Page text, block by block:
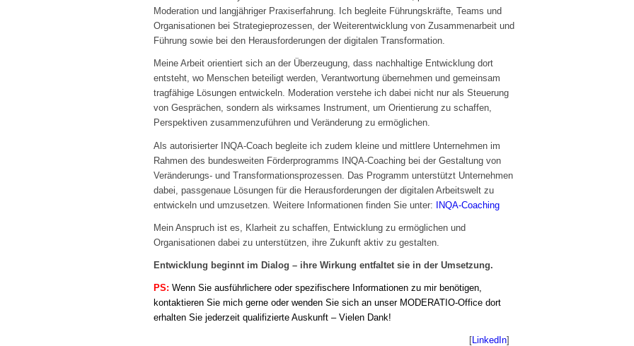
Moderation und langjähriger Praxiserfahrung. Ich begleite Führungskräfte, Teams und
Organisationen bei Strategieprozessen, der Weiterentwicklung von Zusammenarbeit und
Führung sowie bei den Herausforderungen der digitalen Transformation.
Meine Arbeit orientiert sich an der Überzeugung, dass nachhaltige Entwicklung dort
entsteht, wo Menschen beteiligt werden, Verantwortung übernehmen und gemeinsam
tragfähige Lösungen entwickeln. Moderation verstehe ich dabei nicht nur als Steuerung
von Gesprächen, sondern als wirksames Instrument, um Orientierung zu schaffen,
Perspektiven zusammenzuführen und Veränderung zu ermöglichen.
Als autorisierter INQA-Coach begleite ich zudem kleine und mittlere Unternehmen im
Rahmen des bundesweiten Förderprogramms INQA-Coaching bei der Gestaltung von
Veränderungs- und Transformationsprozessen. Das Programm unterstützt Unternehmen
dabei, passgenaue Lösungen für die Herausforderungen der digitalen Arbeitswelt zu
entwickeln und umzusetzen. Weitere Informationen finden Sie unter: INQA-Coaching
Mein Anspruch ist es, Klarheit zu schaffen, Entwicklung zu ermöglichen und
Organisationen dabei zu unterstützen, ihre Zukunft aktiv zu gestalten.
Entwicklung beginnt im Dialog – ihre Wirkung entfaltet sie in der Umsetzung.
PS: Wenn Sie ausführlichere oder spezifischere Informationen zu mir benötigen,
kontaktieren Sie mich gerne oder wenden Sie sich an unser MODERATIO-Office dort
erhalten Sie jederzeit qualifizierte Auskunft – Vielen Dank!
[LinkedIn]